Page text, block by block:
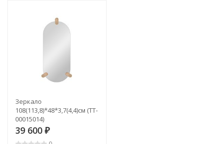
Зеркало
108(113,8)*48*3,7(4,4)см (TT-
00015014)
39 600 ₽